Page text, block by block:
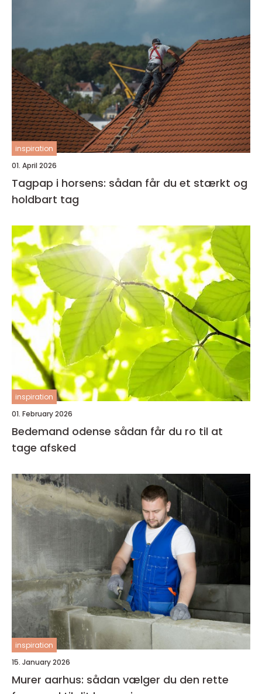
inspiration
01. April 2026
Tagpap i horsens: sådan får du et stærkt og
holdbart tag
inspiration
01. February 2026
Bedemand odense sådan får du ro til at
tage afsked
inspiration
15. January 2026
Murer aarhus: sådan vælger du den rette